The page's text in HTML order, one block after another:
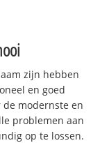
zijn hebben
en goed
de modernste en
problemen aan
op te lossen.